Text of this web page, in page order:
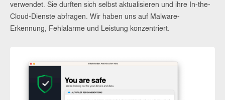
verwendet. Sie durften sich selbst aktualisieren und ihre In-the-
Cloud-Dienste abfragen. Wir haben uns auf Malware-
Erkennung, Fehlalarme und Leistung konzentriert.